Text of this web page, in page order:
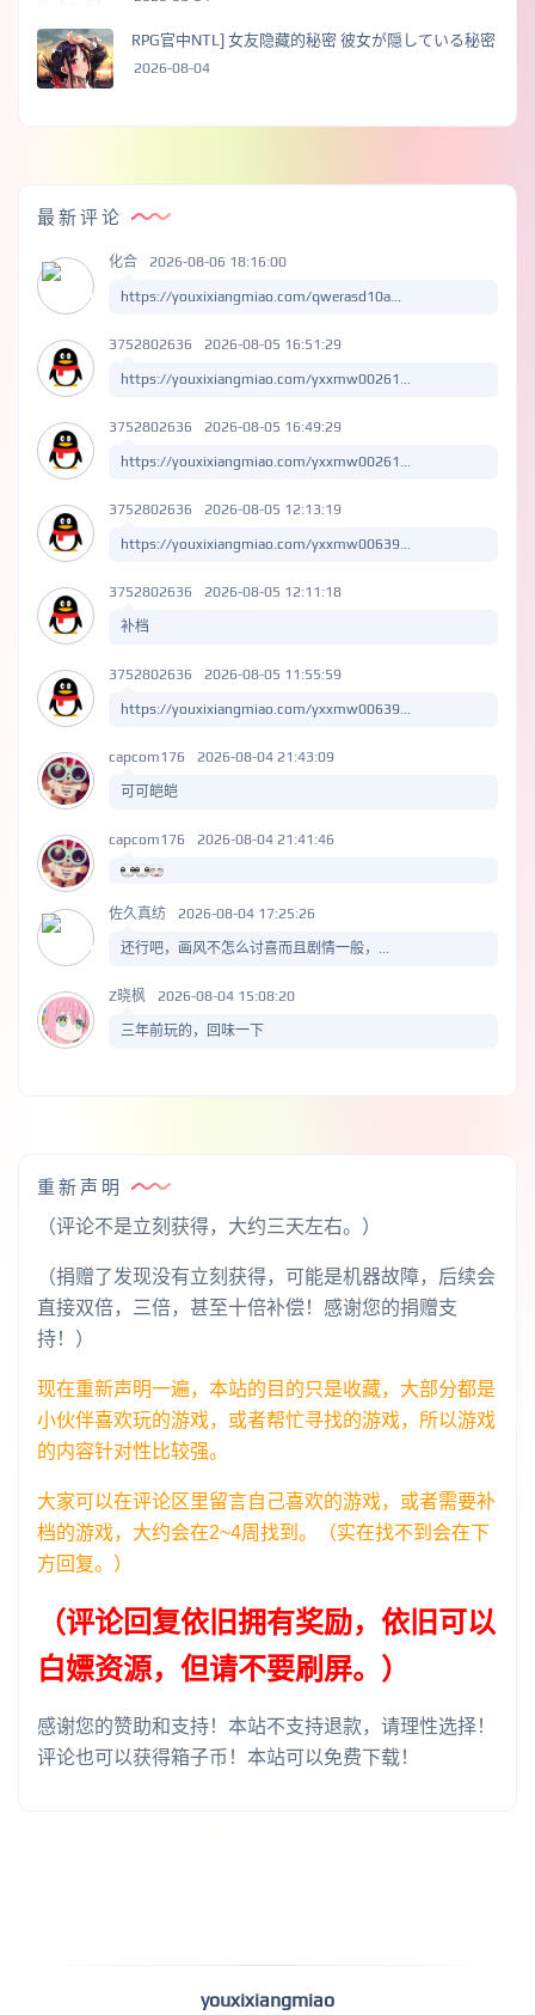
RPG官中NTL] 女友隐藏的秘密 彼女が隠している秘密
2026-08-04
最新评论
化合 2026-08-06 18:16:00
https://youxixiangmiao.com/qwerasd10a...
3752802636 2026-08-05 16:51:29
https://youxixiangmiao.com/yxxmw00261...
3752802636 2026-08-05 16:49:29
https://youxixiangmiao.com/yxxmw00261...
3752802636 2026-08-05 12:13:19
https://youxixiangmiao.com/yxxmw00639...
3752802636 2026-08-05 12:11:18
补档
3752802636 2026-08-05 11:55:59
https://youxixiangmiao.com/yxxmw00639...
capcom176 2026-08-04 21:43:09
可可皑皑
capcom176 2026-08-04 21:41:46
佐久真纺 2026-08-04 17:25:26
还行吧，画风不怎么讨喜而且剧情一般，...
Z晓枫 2026-08-04 15:08:20
三年前玩的，回味一下
重新声明
（评论不是立刻获得，大约三天左右。）
（捐赠了发现没有立刻获得，可能是机器故障，后续会
直接双倍，三倍，甚至十倍补偿！感谢您的捐赠支
持！）
现在重新声明一遍，本站的目的只是收藏，大部分都是
小伙伴喜欢玩的游戏，或者帮忙寻找的游戏，所以游戏
的内容针对性比较强。
大家可以在评论区里留言自己喜欢的游戏，或者需要补
档的游戏，大约会在2~4周找到。（实在找不到会在下
方回复。）
（评论回复依旧拥有奖励，依旧可以
白嫖资源，但请不要刷屏。）
感谢您的赞助和支持！本站不支持退款，请理性选择！
评论也可以获得箱子币！本站可以免费下载！
youxixiangmiao